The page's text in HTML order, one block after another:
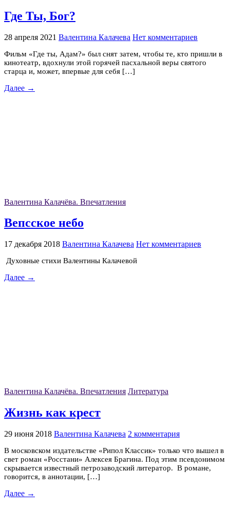
Где Ты, Бог?
28 апреля 2021 Валентина Калачева Нет комментариев
Фильм «Где ты, Адам?» был снят затем, чтобы те, кто пришли в
кинотеатр, вдохнули этой горячей пасхальной веры святого
старца и, может, впервые для себя […]
Далее →
Валентина Калачёва. Впечатления
Вепсское небо
17 декабря 2018 Валентина Калачева Нет комментариев
Духовные стихи Валентины Калачевой
Далее →
Валентина Калачёва. Впечатления Литература
Жизнь как крест
29 июня 2018 Валентина Калачева 2 комментария
В московском издательстве «Рипол Классик» только что вышел в
свет роман «Росстани» Алексея Брагина. Под этим псевдонимом
скрывается известный петрозаводский литератор. В романе,
говорится, в аннотации, […]
Далее →